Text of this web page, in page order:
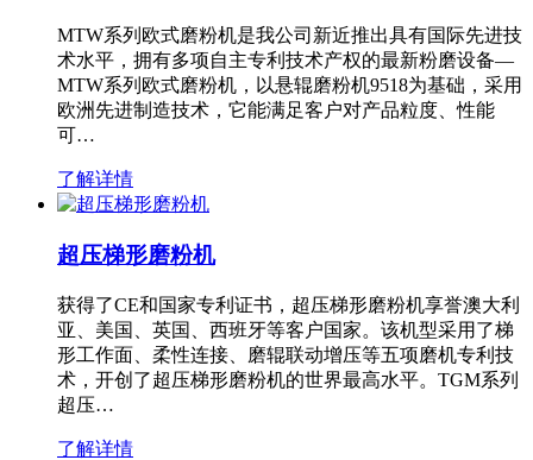
MTW系列欧式磨粉机是我公司新近推出具有国际先进技
术水平，拥有多项自主专利技术产权的最新粉磨设备—
MTW系列欧式磨粉机，以悬辊磨粉机9518为基础，采用
欧洲先进制造技术，它能满足客户对产品粒度、性能
可…
了解详情
超压梯形磨粉机
获得了CE和国家专利证书，超压梯形磨粉机享誉澳大利
亚、美国、英国、西班牙等客户国家。该机型采用了梯
形工作面、柔性连接、磨辊联动增压等五项磨机专利技
术，开创了超压梯形磨粉机的世界最高水平。TGM系列
超压…
了解详情